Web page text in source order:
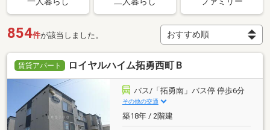
854件が該当しました。
賃貸アパート ロイヤルハイム拓勇西町Ｂ
バス/「拓勇南」バス停 停歩6分
その他の交通
築18年 / 2階建